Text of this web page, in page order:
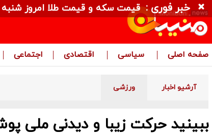
صفحه اصلی سیاسی اقتصادی اجتماعی
آرشیو اخبار ورزشی
ببینید حرکت زیبا و دیدنی ملی
خبر فوری : قیمت سکه و قیمت طلا امروز شنبه ۱۷ مرداد ۱۴۰۵ +